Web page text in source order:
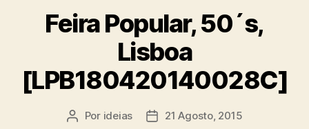
Feira Popular, 50´s,
Lisboa
[LPB180420140028C]
Autor
Por ideias
Data21 Agosto, 2015